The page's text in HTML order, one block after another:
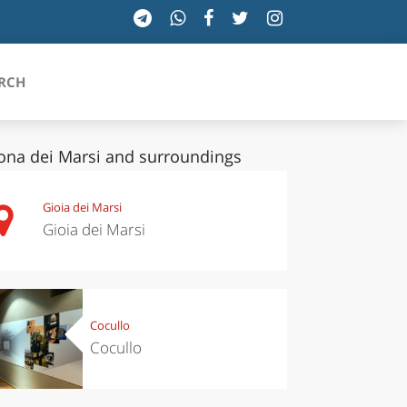
TOSCANA
UMBRIA
VALLE D'AOSTA
VENETO
dei Marsi and surroundings
Gioia dei Marsi
Gioia dei Marsi
Cocullo
Cocullo